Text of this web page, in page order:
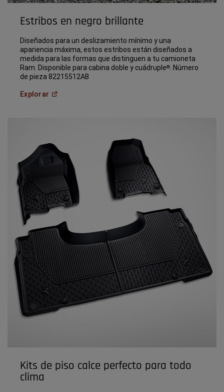
Estribos en negro brillante
Diseñados para un deslizamiento mínimo y una
apariencia máxima, estos estribos están diseñados a
medida para las formas que distinguen a tu camioneta
Ram. Disponible para cabina doble y cuádruple®
. Número
de pieza 82215512AB
Explorar Open in a new window
Kits de piso calce perfecto para todo
clima